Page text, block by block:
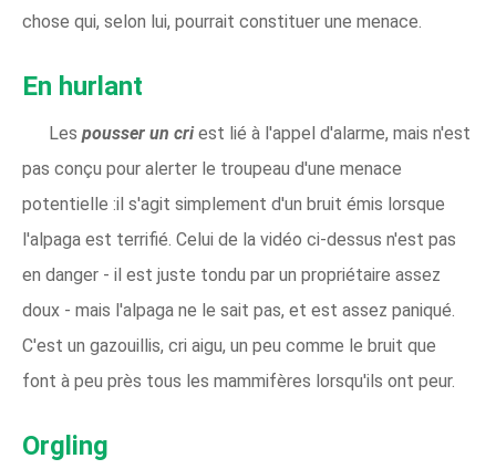
chose qui, selon lui, pourrait constituer une menace.
En hurlant
Les pousser un criest lié à l'appel d'alarme, mais n'est
pas conçu pour alerter le troupeau d'une menace
potentielle :il s'agit simplement d'un bruit émis lorsque
l'alpaga est terrifié. Celui de la vidéo ci-dessus n'est pas
en danger - il est juste tondu par un propriétaire assez
doux - mais l'alpaga ne le sait pas, et est assez paniqué.
C'est un gazouillis, cri aigu, un peu comme le bruit que
font à peu près tous les mammifères lorsqu'ils ont peur.
Orgling